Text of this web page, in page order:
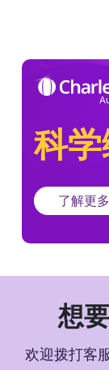
科
了解更多
想
欢迎拨打客